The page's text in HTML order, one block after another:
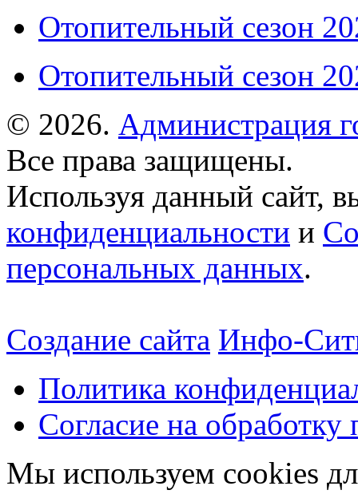
Отопительный сезон
Отопительный сезон
© 2026. Администрация
Все права защищены.
Используя данный сайт,
конфиденциальности и
персональных данных.
Создание сайта Инфо-
Политика
Согласие на
Мы используем cookies